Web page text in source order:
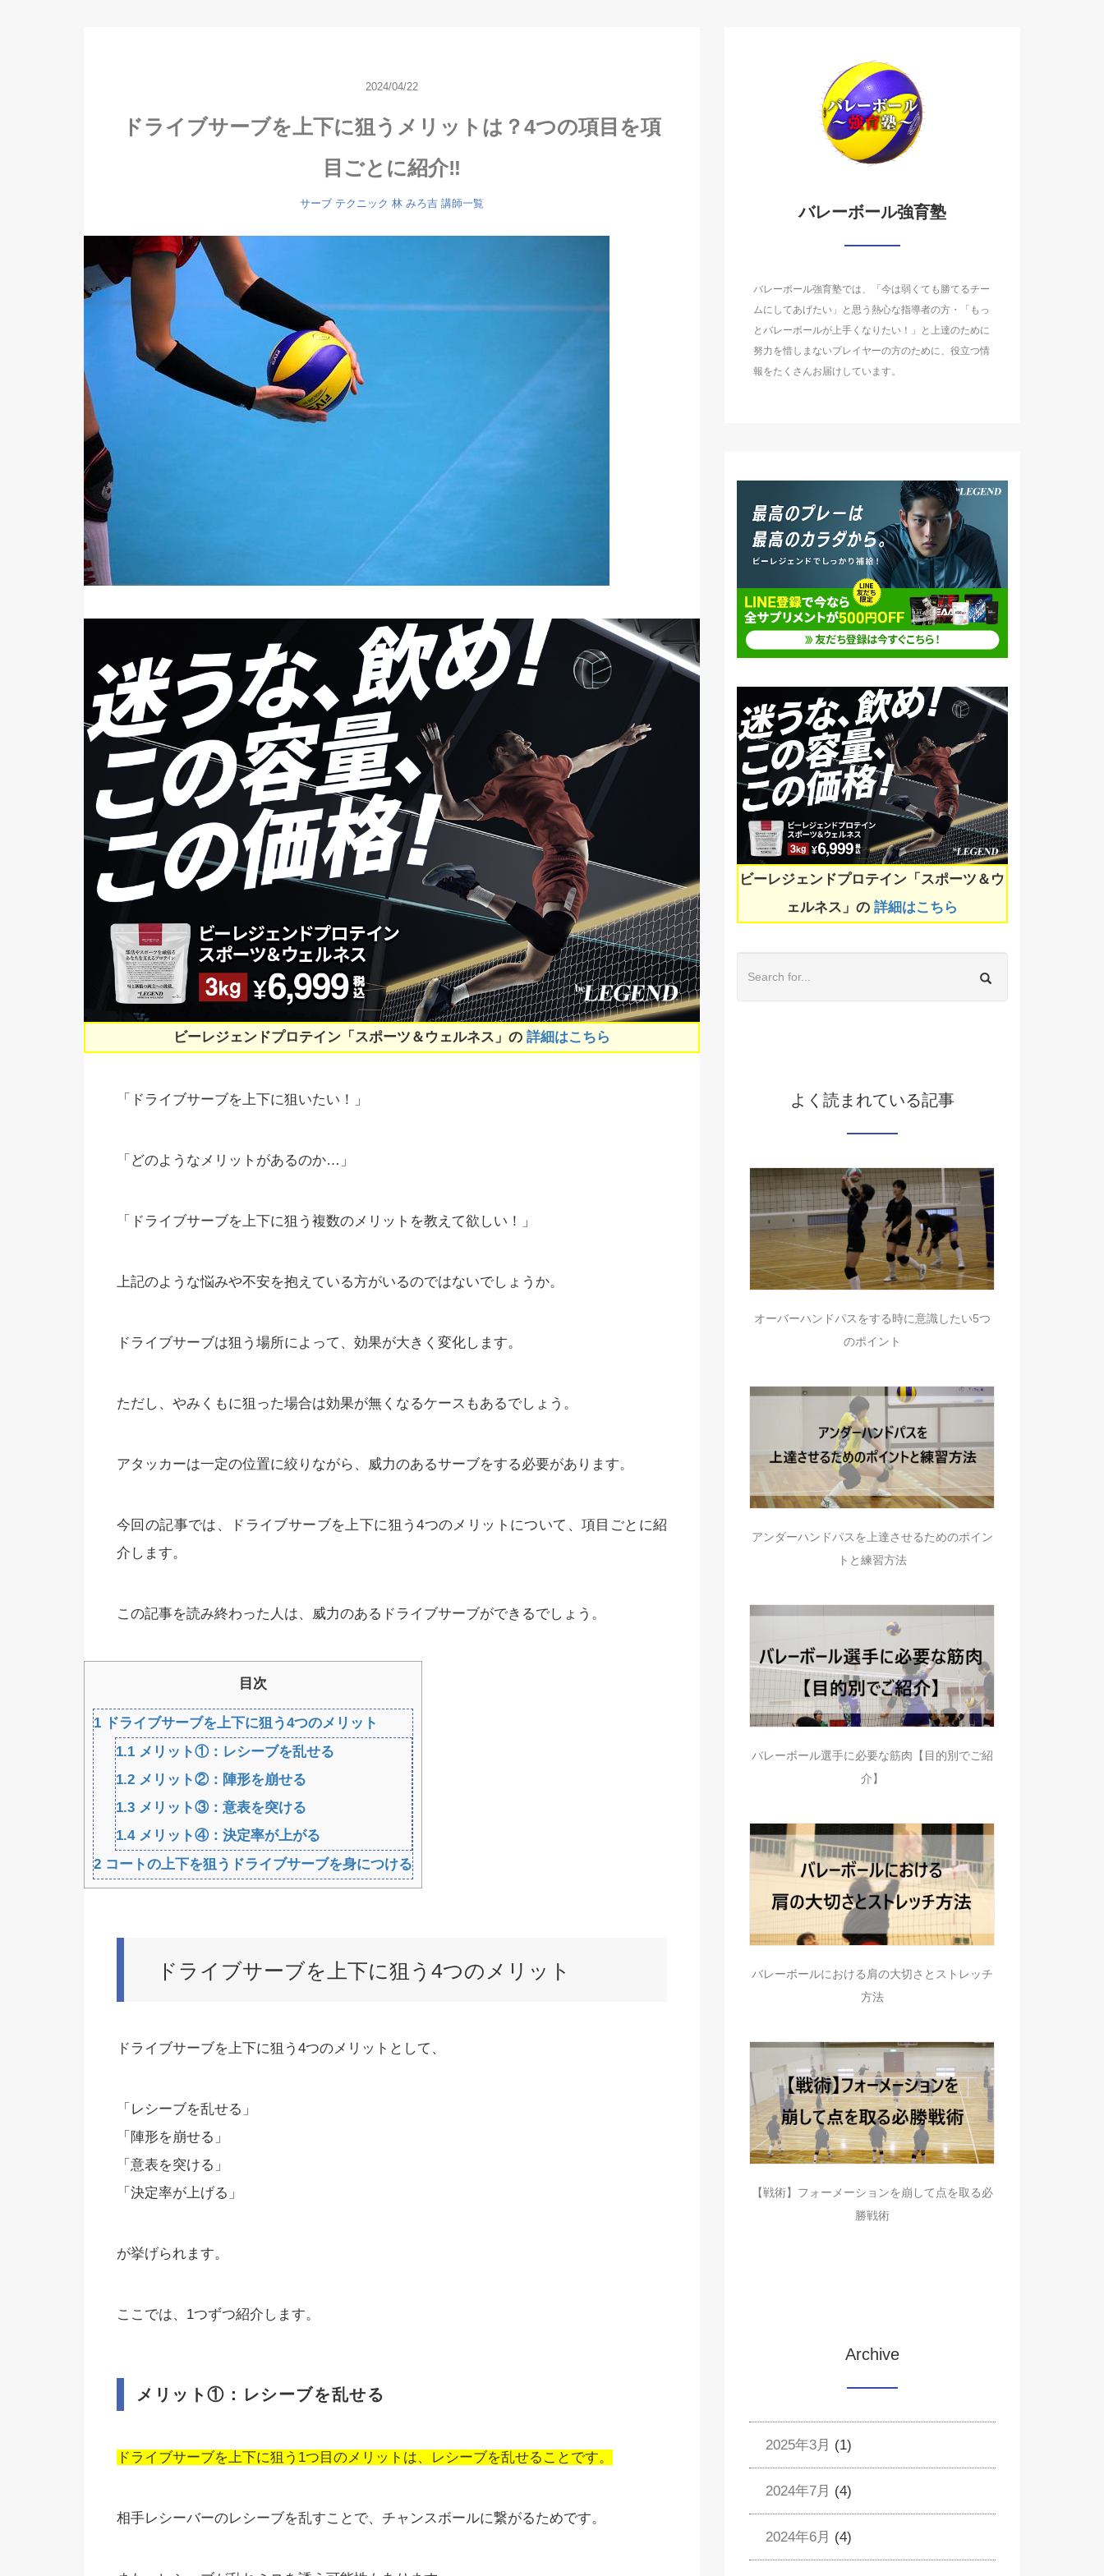
2024/04/22
ドライブサーブを上下に狙うメリットは？4つの項目を項
目ごとに紹介‼
サーブ テクニック 林 みろ吉 講師一覧
ビーレジェンドプロテイン「スポーツ＆ウェルネス」の 詳細はこちら
「ドライブサーブを上下に狙いたい！」
「どのようなメリットがあるのか…」
「ドライブサーブを上下に狙う複数のメリットを教えて欲しい！」
上記のような悩みや不安を抱えている方がいるのではないでしょうか。
ドライブサーブは狙う場所によって、効果が大きく変化します。
ただし、やみくもに狙った場合は効果が無くなるケースもあるでしょう。
アタッカーは一定の位置に絞りながら、威力のあるサーブをする必要があります。
今回の記事では、ドライブサーブを上下に狙う4つのメリットについて、項目ごとに紹
介します。
この記事を読み終わった人は、威力のあるドライブサーブができるでしょう。
目次
1 ドライブサーブを上下に狙う4つのメリット
1.1メリット①：レシーブを乱せる
1.2メリット②：陣形を崩せる
1.3メリット③：意表を突ける
1.4メリット④：決定率が上がる
2 コートの上下を狙うドライブサーブを身につける
ドライブサーブを上下に狙う4つのメリット
ドライブサーブを上下に狙う4つのメリットとして、
「レシーブを乱せる」
「陣形を崩せる」
「意表を突ける」
「決定率が上げる」
が挙げられます。
ここでは、1つずつ紹介します。
メリット①：レシーブを乱せる
ドライブサーブを上下に狙う1つ目のメリットは、レシーブを乱せることです。
相手レシーバーのレシーブを乱すことで、チャンスボールに繋がるためです。
バレーボール強育塾
バレーボール強育塾では、「今は弱くても勝てるチー
ムにしてあげたい」と思う熱心な指導者の方・「もっ
とバレーボールが上手くなりたい！」と上達のために
努力を惜しまないプレイヤーの方のために、役立つ情
報をたくさんお届けしています。
ビーレジェンドプロテイン「スポーツ＆ウ
ェルネス」の詳細はこちら
よく読まれている記事
オーバーハンドパスをする時に意識したい5つ
のポイント
アンダーハンドパスを上達させるためのポイン
トと練習方法
バレーボール選手に必要な筋肉【目的別でご紹
介】
バレーボールにおける肩の大切さとストレッチ
方法
【戦術】フォーメーションを崩して点を取る必
勝戦術
Archive
2025年3月 (1)
2024年7月 (4)
2024年6月 (4)